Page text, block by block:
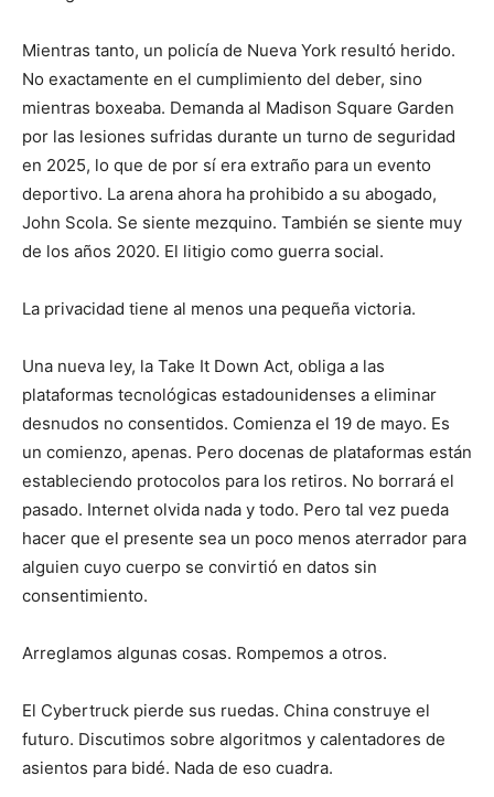
Mientras tanto, un policía de Nueva York resultó herido.
No exactamente en el cumplimiento del deber, sino
mientras boxeaba. Demanda al Madison Square Garden
por las lesiones sufridas durante un turno de seguridad
en 2025, lo que de por sí era extraño para un evento
deportivo. La arena ahora ha prohibido a su abogado,
John Scola. Se siente mezquino. También se siente muy
de los años 2020. El litigio como guerra social.
La privacidad tiene al menos una pequeña victoria.
Una nueva ley, la Take It Down Act, obliga a las
plataformas tecnológicas estadounidenses a eliminar
desnudos no consentidos. Comienza el 19 de mayo. Es
un comienzo, apenas. Pero docenas de plataformas están
estableciendo protocolos para los retiros. No borrará el
pasado. Internet olvida nada y todo. Pero tal vez pueda
hacer que el presente sea un poco menos aterrador para
alguien cuyo cuerpo se convirtió en datos sin
consentimiento.
Arreglamos algunas cosas. Rompemos a otros.
El Cybertruck pierde sus ruedas. China construye el
futuro. Discutimos sobre algoritmos y calentadores de
asientos para bidé. Nada de eso cuadra.